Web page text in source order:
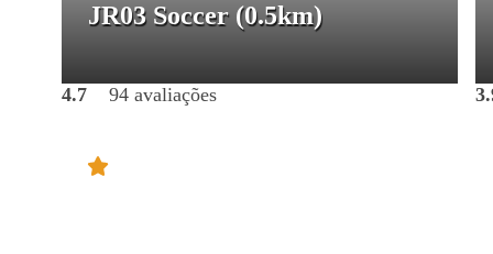
JR03 Soccer (0.5km)
4.7 94 avaliações